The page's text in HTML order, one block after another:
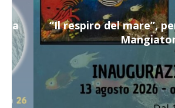
“Il respiro del mare”,
Mangiatordi